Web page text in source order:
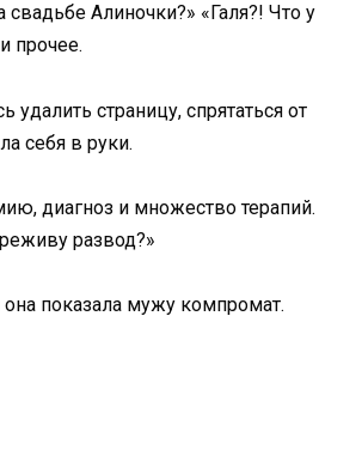
свадьбе Алиночки?» «Галя?! Что у
прочее.
удалить страницу, спрятаться от
себя в руки.
диагноз и множество терапий.
развод?»
показала мужу компромат.